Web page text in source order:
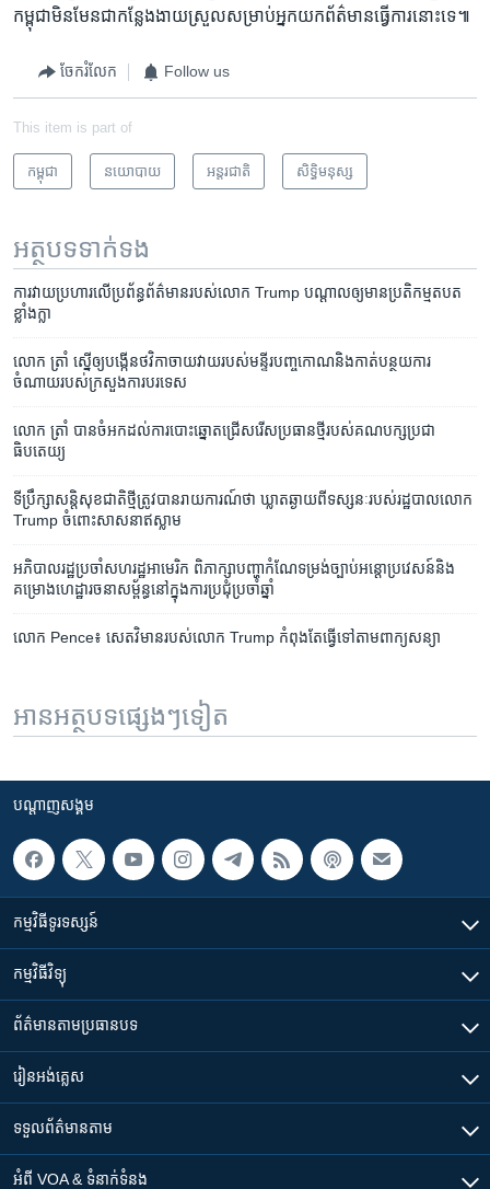
កម្ពុជា​មិន​មែន​ជា​កន្លែង​ងាយ​ស្រួល​សម្រាប់​អ្នក​យក​ព័ត៌មាន​ធ្វើ​ការ​នោះ​ទេ៕
ចែករំលែក Follow us
This item is part of
កម្ពុជា នយោបាយ អន្តរជាតិ សិទ្ធិ​មនុស្ស
អត្ថបទ​ទាក់ទង
ការ​វាយ​ប្រហារ​លើ​ប្រព័ន្ធ​ព័ត៌មាន​របស់​លោក Trump បណ្ដាល​ឲ្យ​មាន​ប្រតិកម្ម​តបត​
ខ្លាំងក្លា
លោក ត្រាំ ​ស្នើ​ឲ្យបង្កើន​ថវិកាចាយវាយ​របស់​មន្ទីរបញ្ចកោណ​និង​កាត់​បន្ថយ​ការ​
ចំណាយ​របស់​ក្រសួង​ការបរទេស
លោក ត្រាំ បាន​ចំអក​ដល់​ការ​បោះ​ឆ្នោត​ជ្រើស​រើស​ប្រធាន​ថ្មី​របស់​គណបក្ស​ប្រជា
ធិបតេយ្យ
ទីប្រឹក្សា​សន្តិសុខ​ជាតិ​ថ្មី​ត្រូវ​បាន​រាយការណ៍​ថា ឃ្លាត​ឆ្ងាយ​ពី​ទស្សនៈ​របស់​រដ្ឋបាល​លោក
Trump ចំពោះ​សាសនា​ឥស្លាម
អភិបាល​រដ្ឋ​ប្រចាំ​សហរដ្ឋ​អាមេរិក​ ពិភាក្សា​បញ្ហា​កំណែ​ទម្រង់​ច្បាប់​អន្តោប្រវេសន៍​និង​
គម្រោង​ហេដ្ឋារចនា​សម្ព័ន្ធ​នៅ​ក្នុង​ការ​ប្រជុំ​ប្រចាំឆ្នាំ
លោក Pence៖ សេតវិមាន​របស់​លោក Trump កំពុង​តែ​ធ្វើ​ទៅ​តាម​ពាក្យ​សន្យា
អានអត្ថបទផ្សេងៗទៀត
បណ្តាញ​សង្គម
កម្មវិធី​ទូរទស្សន៍
កម្មវិធី​វិទ្យុ
ព័ត៌មាន​តាមប្រធានបទ​
រៀន​​អង់គ្លេស
ទទួល​ព័ត៌មាន​តាម
អំពី​ VOA & ទំនាក់ទំនង